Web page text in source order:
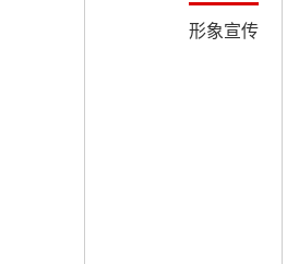
形象宣传